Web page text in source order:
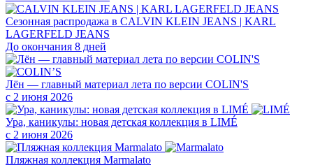
Сезонная распродажа в CALVIN KLEIN JEANS | KARL
LAGERFELD JEANS
До окончания 8 дней
Лён — главный материал лета по версии COLIN'S
с 2 июня 2026
Ура, каникулы: новая детская коллекция в LIMÉ
с 2 июня 2026
Пляжная коллекция Marmalato